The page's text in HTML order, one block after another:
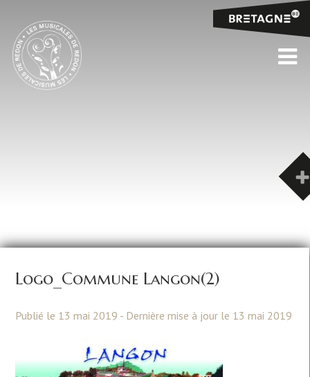
Logo_Commune Langon(2)
Publié le 13 mai 2019 - Dernière mise à jour le 13 mai 2019